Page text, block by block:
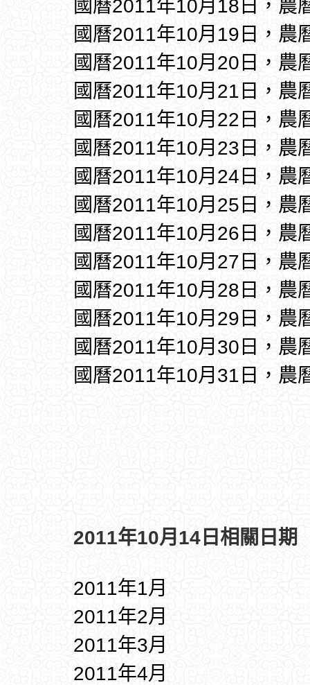
國曆2011年10月18日，農
國曆2011年10月19日，農
國曆2011年10月20日，農
國曆2011年10月21日，農
國曆2011年10月22日，農
國曆2011年10月23日，農
國曆2011年10月24日，農
國曆2011年10月25日，農
國曆2011年10月26日，農
國曆2011年10月27日，農
國曆2011年10月28日，農
國曆2011年10月29日，農
國曆2011年10月30日，農
國曆2011年10月31日，農
2011年10月14日相關日期
2011年1月
2011年2月
2011年3月
2011年4月